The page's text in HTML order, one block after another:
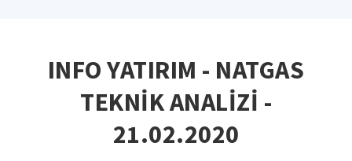
INFO YATIRIM - NATGAS
TEKNİK ANALİZİ -
21.02.2020